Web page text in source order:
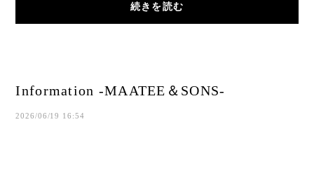
続きを読む
Information -MAATEE＆SONS-
2026/06/19 16:54